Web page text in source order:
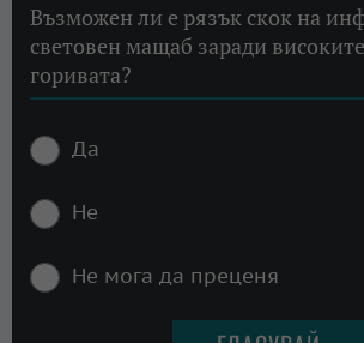
Възможен ли е рязък скок на
световен мащаб заради
горивата?
Да
Не
Не мога да преценя